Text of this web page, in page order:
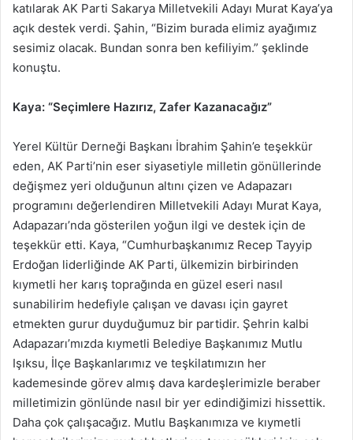
katılarak AK Parti Sakarya Milletvekili Adayı Murat Kaya’ya
açık destek verdi. Şahin, “Bizim burada elimiz ayağımız
sesimiz olacak. Bundan sonra ben kefiliyim.” şeklinde
konuştu.
Kaya: “Seçimlere Hazırız, Zafer Kazanacağız”
Yerel Kültür Derneği Başkanı İbrahim Şahin’e teşekkür
eden, AK Parti’nin eser siyasetiyle milletin gönüllerinde
değişmez yeri olduğunun altını çizen ve Adapazarı
programını değerlendiren Milletvekili Adayı Murat Kaya,
Adapazarı’nda gösterilen yoğun ilgi ve destek için de
teşekkür etti. Kaya, “Cumhurbaşkanımız Recep Tayyip
Erdoğan liderliğinde AK Parti, ülkemizin birbirinden
kıymetli her karış toprağında en güzel eseri nasıl
sunabilirim hedefiyle çalışan ve davası için gayret
etmekten gurur duyduğumuz bir partidir. Şehrin kalbi
Adapazarı’mızda kıymetli Belediye Başkanımız Mutlu
Işıksu, İlçe Başkanlarımız ve teşkilatımızın her
kademesinde görev almış dava kardeşlerimizle beraber
milletimizin gönlünde nasıl bir yer edindiğimizi hissettik.
Daha çok çalışacağız. Mutlu Başkanımıza ve kıymetli